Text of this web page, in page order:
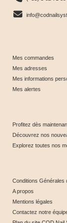
Mes commandes
Mes adresses
Mes informations
Mes alertes
Profitez dès
Découvrez nos
Explorez toutes nos
Conditions Générales
A propos
Mentions légales
Contactez notre